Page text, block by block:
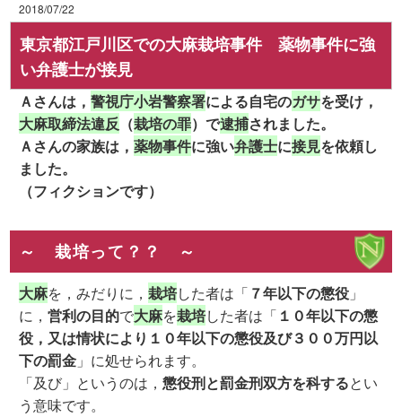
2018/07/22
東京都江戸川区での大麻栽培事件 薬物事件に強
い弁護士が接見
Ａさんは，警視庁小岩警察署による自宅のガサを受け，
大麻取締法違反 （栽培の罪）で逮捕されました。
Ａさんの家族は，薬物事件に強い弁護士に接見を依頼し
ました。
（フィクションです）
～ 栽培って？？ ～
大麻を，みだりに，栽培した者は「 ７年以下の懲役 」
に，営利の目的で大麻を栽培した者は「 １０年以下の懲
役，又は情状により１０年以下の懲役及び３００万円以
下の罰金 」に処せられます。
「及び」というのは，懲役刑と罰金刑双方を科するとい
う意味です。